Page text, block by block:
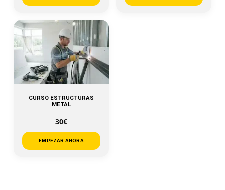
CURSO ESTRUCTURAS
METAL
30€
EMPEZAR AHORA